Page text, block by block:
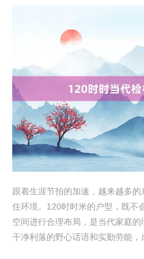
跟着生涯节拍的加速，越来越多
住环境。120时时米的户型，既不
空间进行合理布局，是当代家庭
干净利落的野心话语和实勤劳能，